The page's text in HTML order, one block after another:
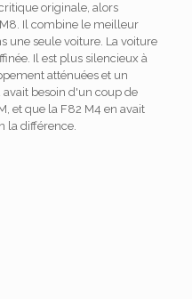
originale, alors
Il combine le meilleur
une seule voiture. La voiture
Il est plus silencieux à
atténuées et un
avait besoin d'un coup de
et que la F82 M4 en avait
la différence.